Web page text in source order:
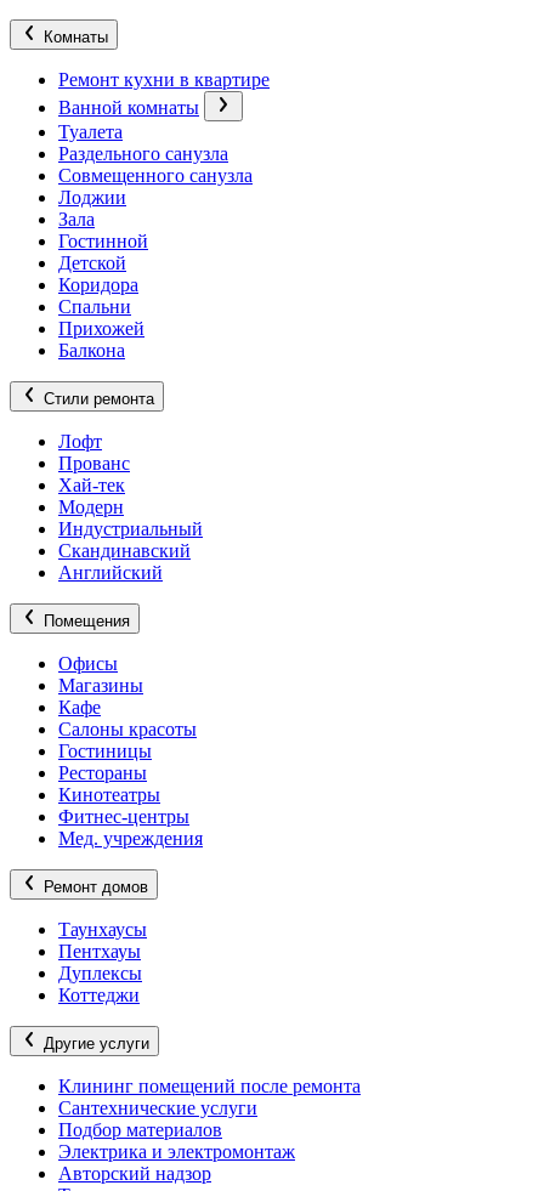
Комнаты
Ремонт кухни в квартире
Ванной комнаты
Туалета
Раздельного санузла
Совмещенного санузла
Лоджии
Зала
Гостинной
Детской
Коридора
Спальни
Прихожей
Балкона
Стили ремонта
Лофт
Прованс
Хай-тек
Модерн
Индустриальный
Скандинавский
Английский
Помещения
Офисы
Магазины
Кафе
Салоны красоты
Гостиницы
Рестораны
Кинотеатры
Фитнес-центры
Мед. учреждения
Ремонт домов
Таунхаусы
Пентхауы
Дуплексы
Коттеджи
Другие услуги
Клининг помещений после ремонта
Сантехнические услуги
Подбор материалов
Электрика и электромонтаж
Авторский надзор